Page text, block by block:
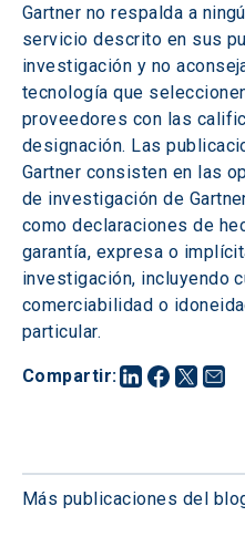
Compartir:
Gartner no respalda a
servicio descrito en sus
investigación y no
tecnología que
proveedores con las
designación. Las
Gartner consisten en las
de investigación de
como declaraciones de
garantía, expresa o
investigación, incluyendo
comerciabilidad o
particular.
Más publicaciones del